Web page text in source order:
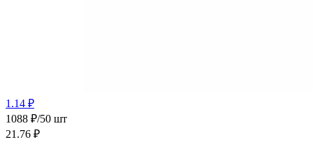
1.14 ₽
1088 ₽/50 шт
21.76 ₽